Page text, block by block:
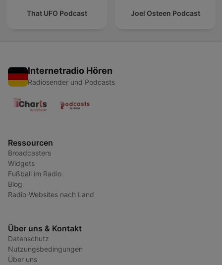
That UFO Podcast Joel Osteen Podcast
Internetradio Hören
Radiosender und Podcasts
Ressourcen
Broadcasters
Widgets
Fußball im Radio
Blog
Radio-Websites nach Land
Über uns & Kontakt
Datenschutz
Nutzungsbedingungen
Über uns